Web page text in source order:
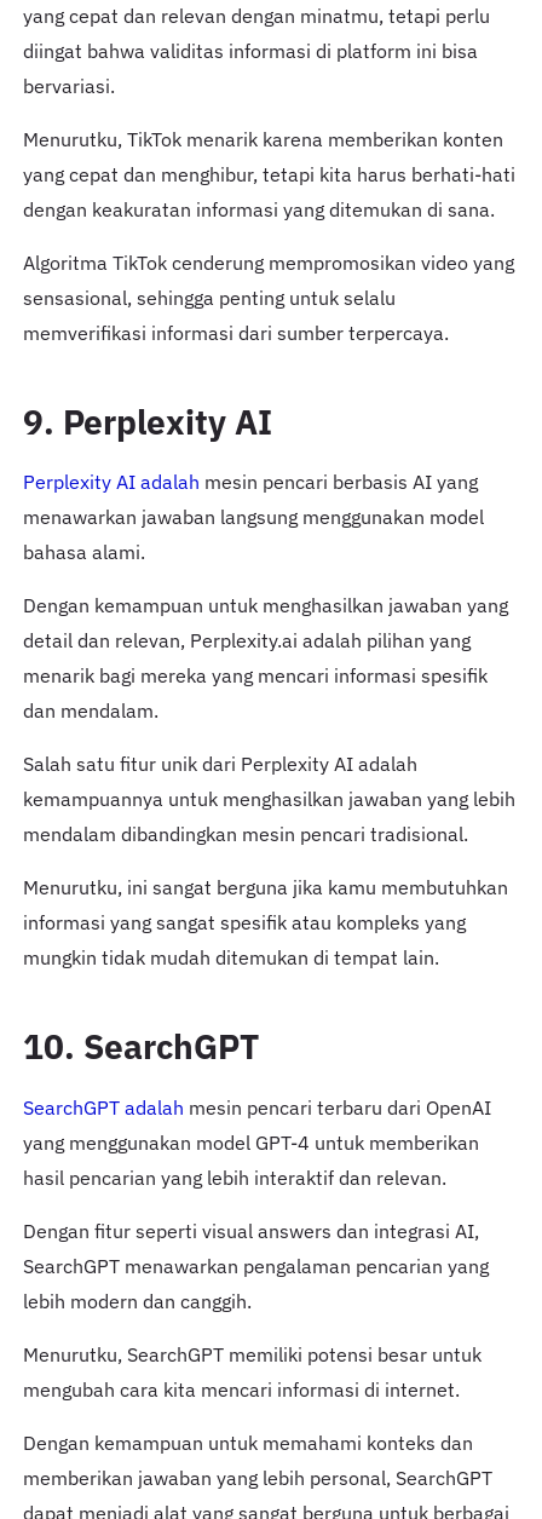
yang cepat dan relevan dengan minatmu, tetapi perlu
diingat bahwa validitas informasi di platform ini bisa
bervariasi.
Menurutku, TikTok menarik karena memberikan konten
yang cepat dan menghibur, tetapi kita harus berhati-hati
dengan keakuratan informasi yang ditemukan di sana.
Algoritma TikTok cenderung mempromosikan video yang
sensasional, sehingga penting untuk selalu
memverifikasi informasi dari sumber terpercaya.
9. Perplexity AI
Perplexity AI adalah mesin pencari berbasis AI yang
menawarkan jawaban langsung menggunakan model
bahasa alami.
Dengan kemampuan untuk menghasilkan jawaban yang
detail dan relevan, Perplexity.ai adalah pilihan yang
menarik bagi mereka yang mencari informasi spesifik
dan mendalam.
Salah satu fitur unik dari Perplexity AI adalah
kemampuannya untuk menghasilkan jawaban yang lebih
mendalam dibandingkan mesin pencari tradisional.
Menurutku, ini sangat berguna jika kamu membutuhkan
informasi yang sangat spesifik atau kompleks yang
mungkin tidak mudah ditemukan di tempat lain.
10. SearchGPT
SearchGPT adalah mesin pencari terbaru dari OpenAI
yang menggunakan model GPT-4 untuk memberikan
hasil pencarian yang lebih interaktif dan relevan.
Dengan fitur seperti visual answers dan integrasi AI,
SearchGPT menawarkan pengalaman pencarian yang
lebih modern dan canggih.
Menurutku, SearchGPT memiliki potensi besar untuk
mengubah cara kita mencari informasi di internet.
Dengan kemampuan untuk memahami konteks dan
memberikan jawaban yang lebih personal, SearchGPT
dapat menjadi alat yang sangat berguna untuk berbagai